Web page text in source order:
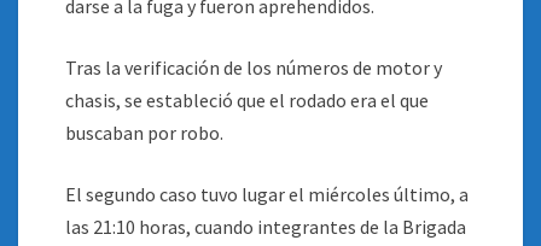
darse a la fuga y fueron aprehendidos.
Tras la verificación de los números de motor y
chasis, se estableció que el rodado era el que
buscaban por robo.
El segundo caso tuvo lugar el miércoles último, a
las 21:10 horas, cuando integrantes de la Brigada